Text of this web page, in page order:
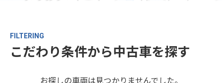
FILTERING
こだわり条件から中古車を探す
お探しの車両は見つかりませんでした。